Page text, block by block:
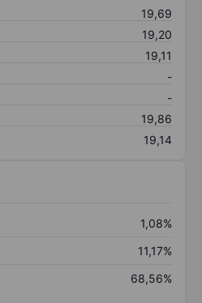
19,69
19,20
19,11
-
-
19,86
19,14
1,08%
11,17%
68,56%